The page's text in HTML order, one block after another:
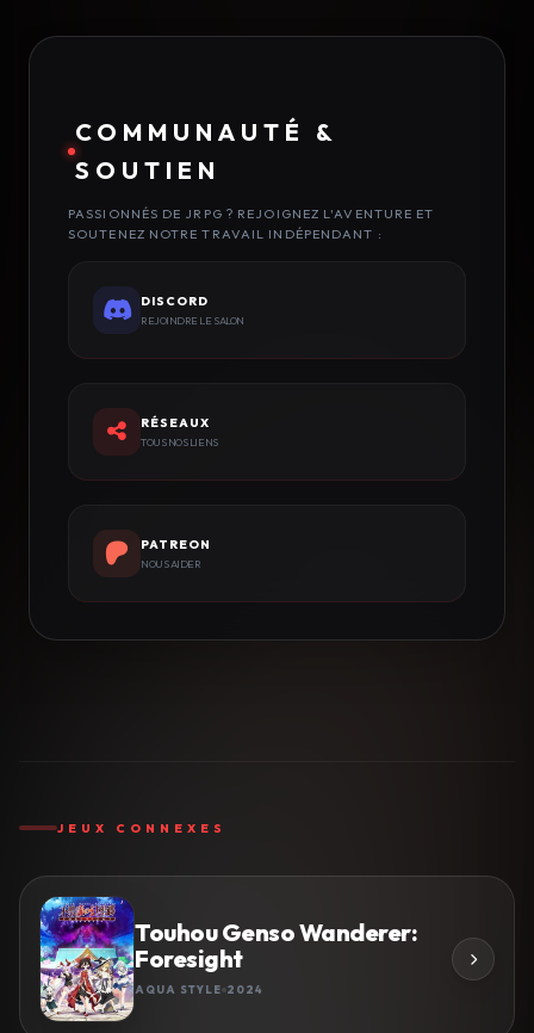
COMMUNAUTÉ &
SOUTIEN
PASSIONNÉS DE JRPG ? REJOIGNEZ L'AVENTURE ET
SOUTENEZ NOTRE TRAVAIL INDÉPENDANT :
DISCORD
REJOINDRE LE SALON
RÉSEAUX
TOUS NOS LIENS
PATREON
NOUS AIDER
JEUX CONNEXES
Touhou Genso Wanderer:
Foresight
AQUA STYLE 2024